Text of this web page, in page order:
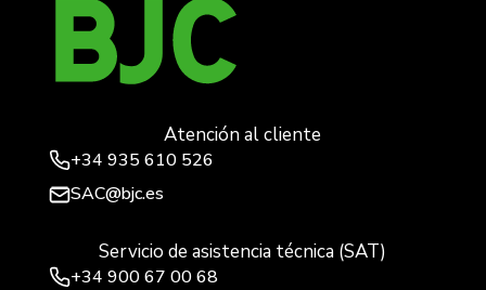
Atención al cliente
+34 935 610 526
SAC@bjc.es
Servicio de asistencia técnica (SAT)
+34 900 67 00 68